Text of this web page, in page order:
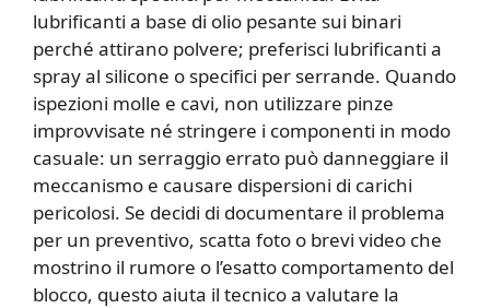
lubrificanti a base di olio pesante sui binari
perché attirano polvere; preferisci lubrificanti a
spray al silicone o specifici per serrande. Quando
ispezioni molle e cavi, non utilizzare pinze
improvvisate né stringere i componenti in modo
casuale: un serraggio errato può danneggiare il
meccanismo e causare dispersioni di carichi
pericolosi. Se decidi di documentare il problema
per un preventivo, scatta foto o brevi video che
mostrino il rumore o l’esatto comportamento del
blocco, questo aiuta il tecnico a valutare la